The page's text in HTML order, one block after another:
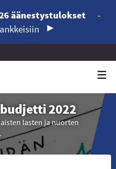
äänestystulokset
-
2022
lasten ja nuorten